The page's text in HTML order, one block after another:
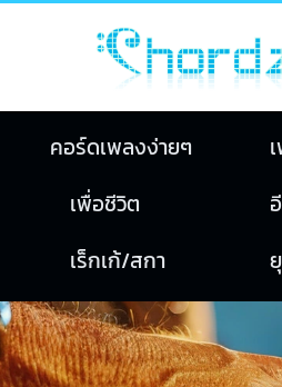
คอร์ดเพลงง่ายๆ
เพื่อชีวิต
เร็กเก้/สกา